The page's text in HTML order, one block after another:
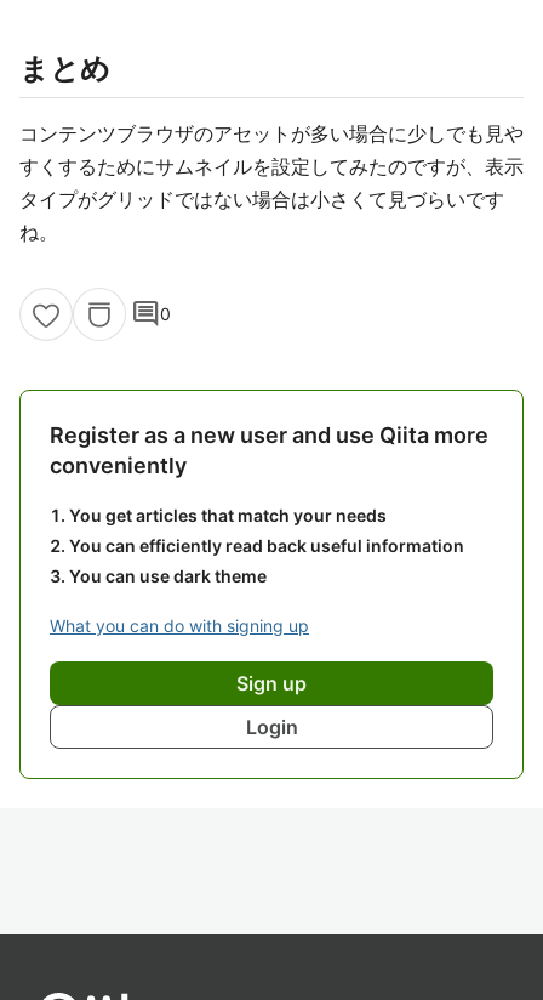
まとめ
コンテンツブラウザのアセットが多い場合に少しでも見や
すくするためにサムネイルを設定してみたのですが、表示
タイプがグリッドではない場合は小さくて見づらいです
ね。
comment0
Register as a new user and use Qiita more
conveniently
You get articles that match your needs
You can efficiently read back useful information
You can use dark theme
What you can do with signing up
Sign up
Login